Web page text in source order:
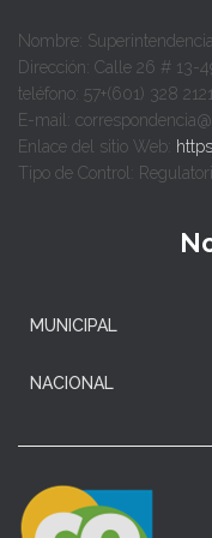
Nombre:
Dirección: Calle 26 # 13-
teléfono: 57+(601) 328 2121
E-mail:
Enlace del sitio Web:
Tipo de Control:
MUNICIPAL
NACIONAL